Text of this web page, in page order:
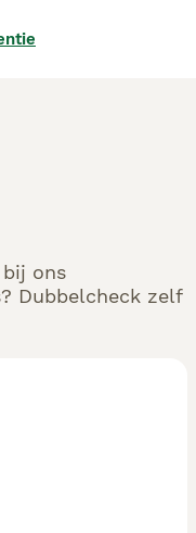
bij ons
Dubbelcheck zelf